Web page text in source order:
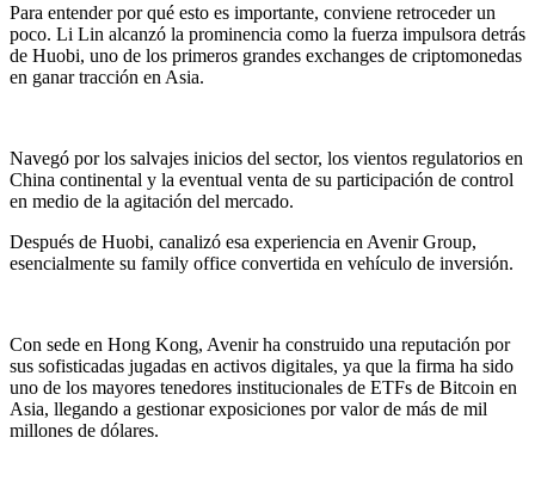
Para entender por qué esto es importante, conviene retroceder un
poco. Li Lin alcanzó la prominencia como la fuerza impulsora detrás
de Huobi, uno de los primeros grandes exchanges de criptomonedas
en ganar tracción en Asia.
Navegó por los salvajes inicios del sector, los vientos regulatorios en
China continental y la eventual venta de su participación de control
en medio de la agitación del mercado.
Después de Huobi, canalizó esa experiencia en Avenir Group,
esencialmente su family office convertida en vehículo de inversión.
Con sede en Hong Kong, Avenir ha construido una reputación por
sus sofisticadas jugadas en activos digitales, ya que la firma ha sido
uno de los mayores tenedores institucionales de ETFs de Bitcoin en
Asia, llegando a gestionar exposiciones por valor de más de mil
millones de dólares.